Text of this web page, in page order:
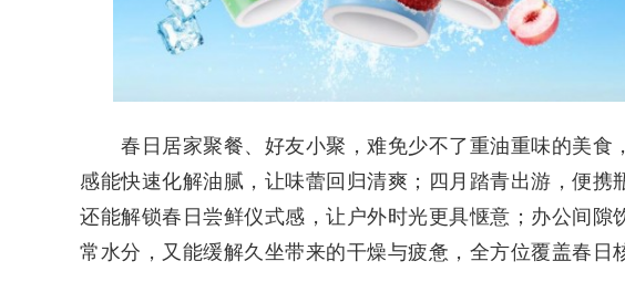
春日居家聚餐、好友小聚，难免少不了重油重味的美食
感能快速化解油腻，让味蕾回归清爽；四月踏青出游，便携
还能解锁春日尝鲜仪式感，让户外时光更具惬意；办公间隙
常水分，又能缓解久坐带来的干燥与疲惫，全方位覆盖春日